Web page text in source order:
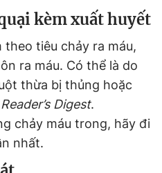
kèm xuất huyết
tiêu chảy ra máu,
ra máu. Có thể là do
thừa bị thủng hoặc
Reader’s Digest.
chảy máu trong, hãy đi
nhất.